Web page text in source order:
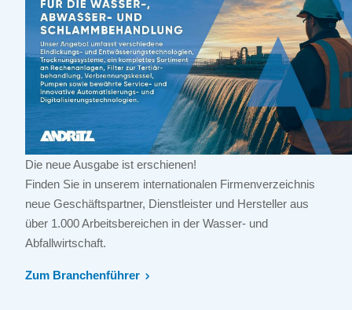
Die neue Ausgabe ist erschienen!
Finden Sie in unserem internationalen Firmenverzeichnis
neue Geschäftspartner, Dienstleister und Hersteller aus
über 1.000 Arbeitsbereichen in der Wasser- und
Abfallwirtschaft.
Zum Branchenführer